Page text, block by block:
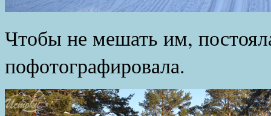
Чтобы не мешать им,
пофотографировала.